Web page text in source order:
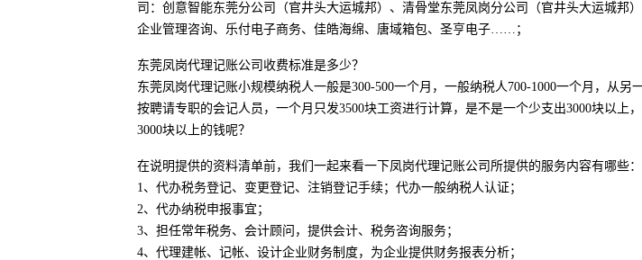
司：创意智能东莞分公司（官井头大运城邦）、清骨堂东莞凤岗分公司（官井头大运城
企业管理咨询、乐付电子商务、佳皓海绵、唐域箱包、圣亨电子……；
东莞凤岗代理记账公司收费标准是多少？
东莞凤岗代理记账小规模纳税人一般是300-500一个月，一般纳税人700-1000一个月，从另
按聘请专职的会记人员，一个月只发3500块工资进行计算，是不是一个少支出3000块以上
3000块以上的钱呢？
在说明提供的资料清单前，我们一起来看一下凤岗代理记账公司所提供的服务内容有哪些：
1、代办税务登记、变更登记、注销登记手续；代办一般纳税人认证；
2、代办纳税申报事宜；
3、担任常年税务、会计顾问，提供会计、税务咨询服务；
4、代理建帐、记帐、设计企业财务制度，为企业提供财务报表分析；